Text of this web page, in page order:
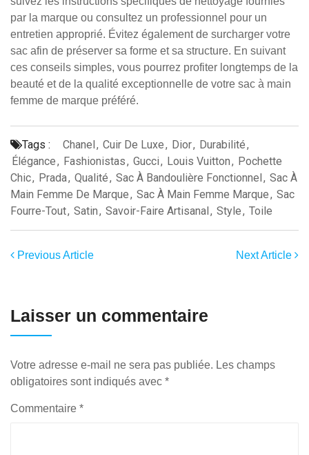
par la marque ou consultez un professionnel pour un
entretien approprié. Évitez également de surcharger votre
sac afin de préserver sa forme et sa structure. En suivant
ces conseils simples, vous pourrez profiter longtemps de la
beauté et de la qualité exceptionnelle de votre sac à main
femme de marque préféré.
Tags : Chanel, Cuir De Luxe, Dior, Durabilité,
Élégance, Fashionistas, Gucci, Louis Vuitton, Pochette
Chic, Prada, Qualité, Sac À Bandoulière Fonctionnel, Sac À
Main Femme De Marque, Sac À Main Femme Marque, Sac
Fourre-Tout, Satin, Savoir-Faire Artisanal, Style, Toile
Previous Article Next Article
Laisser un commentaire
Votre adresse e-mail ne sera pas publiée. Les champs
obligatoires sont indiqués avec *
Commentaire *